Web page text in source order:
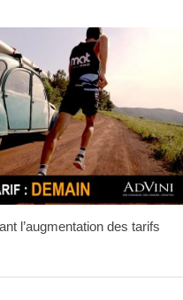
l’augmentation des tarifs